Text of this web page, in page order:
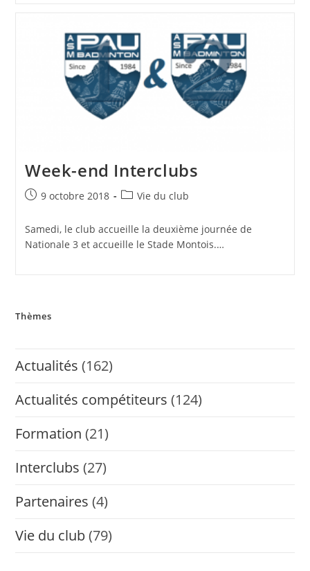
Week-end Interclubs
Publication
9 octobre 2018
PostVie du club
Samedi, le club accueille la deuxième journée de
Nationale 3 et accueille le Stade Montois.…
Thèmes
Actualités (162)
Actualités compétiteurs (124)
Formation (21)
Interclubs (27)
Partenaires (4)
Vie du club (79)